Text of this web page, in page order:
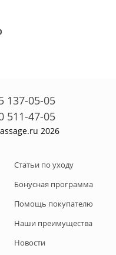
137-05-05
511-47-05
2026
Статьи по уходу
Бонусная программа
Помощь покупателю
Наши преимущества
Новости